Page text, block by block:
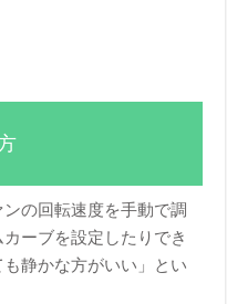
の回転速度を手動で調
ーブを設定したりでき
静かな方がいい」とい